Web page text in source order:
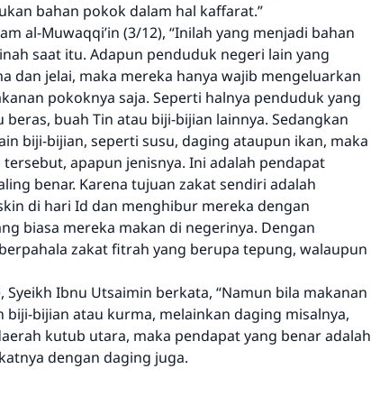
bahan pokok dalam hal kaffarat.”
al-Muwaqqi’in (3/12), “Inilah yang menjadi bahan
saat itu. Adapun penduduk negeri lain yang
dan jelai, maka mereka hanya wajib mengeluarkan
pokoknya saja. Seperti halnya penduduk yang
buah Tin atau biji-bijian lainnya. Sedangkan
biji-bijian, seperti susu, daging ataupun ikan, maka
apapun jenisnya. Ini adalah pendapat
benar. Karena tujuan zakat sendiri adalah
di hari Id dan menghibur mereka dengan
biasa mereka makan di negerinya. Dengan
zakat fitrah yang berupa tepung, walaupun
Syeikh Ibnu Utsaimin berkata, “Namun bila makanan
bijian atau kurma, melainkan daging misalnya,
kutub utara, maka pendapat yang benar adalah
dengan daging juga.
Saham